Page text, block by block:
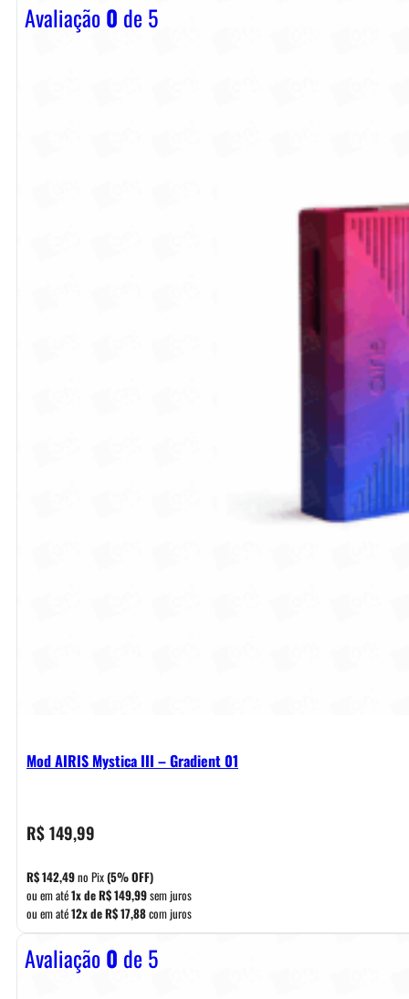
Avaliação0 de 5
Mod AIRIS Mystica III – Gradient 01
R$149,99
R$142,49no Pix(5% OFF)
ou em até1x deR$149,99sem juros
ou em até12x deR$17,88com juros
Avaliação0 de 5